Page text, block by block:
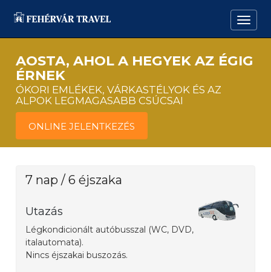
AOSTA, AHOL A HEGYEK AZ ÉGIG
ÉRNEK
ÓKORI EMLÉKEK, VÁRKASTÉLYOK ÉS AZ
ALPOK LEGMAGASABB CSÚCSAI
ONLINE JELENTKEZÉS
7 nap / 6 éjszaka
Utazás
Légkondicionált autóbusszal (WC, DVD,
italautomata).
Nincs éjszakai buszozás.